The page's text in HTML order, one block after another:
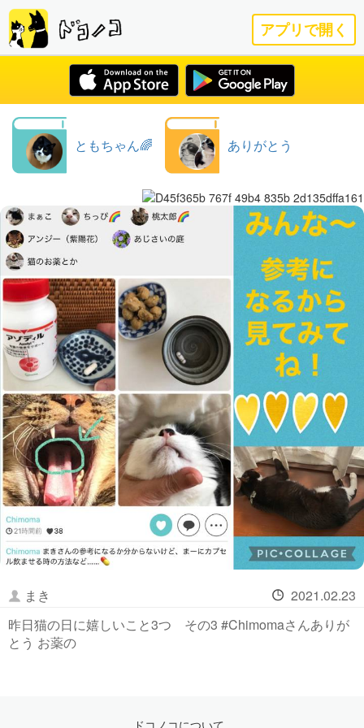
アプリで開く
ともちゃん🌈 ありがとう
まき
2021.02.23
昨日猫の日に嬉しいこと3つ その3 #Chimomaさんありが
とう お薬の